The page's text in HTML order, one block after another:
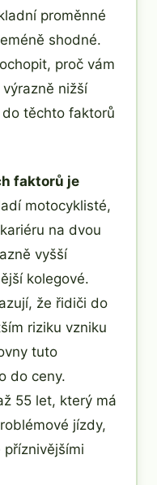
proměnné
shodné.
proč vám
nižší
těchto faktorů
faktorů je
motocyklisté,
na dvou
vyšší
kolegové.
že řidiči do
riziku vzniku
tuto
do ceny.
55 let, který má
jízdy,